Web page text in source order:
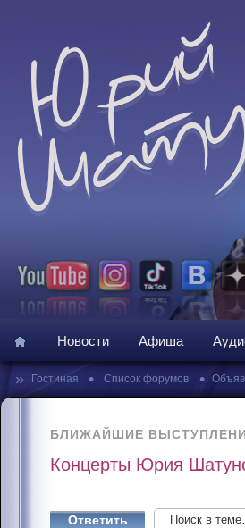
Новости Афиша
» Гостиная • Список форумов •
БЛИЖАЙШИЕ
Концерты Юрия
Ответить